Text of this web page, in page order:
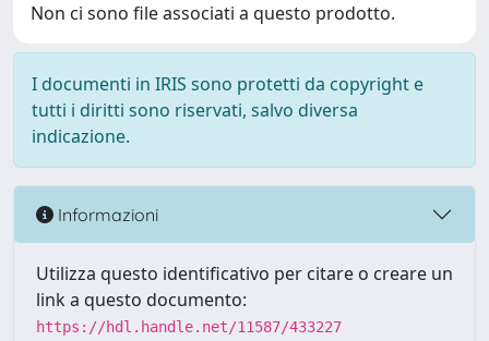
Non ci sono file associati a questo prodotto.
I documenti in IRIS sono protetti da copyright e
tutti i diritti sono riservati, salvo diversa
indicazione.
Informazioni
Utilizza questo identificativo per citare o creare un
link a questo documento:
https://hdl.handle.net/11587/433227